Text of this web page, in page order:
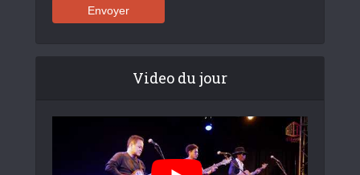
Video du jour